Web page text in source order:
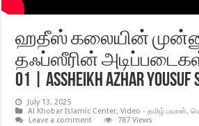
ஹதீஸ் கலையின்
தஃப்ஸீரின்
01 | Assheikh Azhar Yousuf
July 13, 2025
Al Khobar Islamic Center,Video - தமிழ் பயான்,
Leave a comment
787 Views